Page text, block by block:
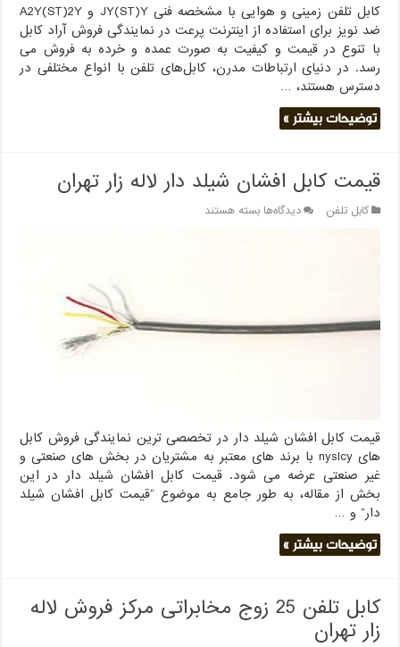
کابل تلفن زمینی و هوایی با مشخصه فنی JY(ST)Y و A2Y(ST)2Y
ضد نویز برای استفاده از اینترنت پرعت در نمایندگی فروش آراد کابل
با تنوع در قیمت و کیفیت به صورت عمده و خرده به فروش می
رسد. در دنیای ارتباطات مدرن، کابل‌های تلفن با انواع مختلفی در
دسترس هستند، …
توضیحات بیشتر »
قیمت کابل افشان شیلد دار لاله زار تهران
کابل تلفن دیدگاه‌هابرای
زار
تهران
بسته هستند
قیمت کابل افشان شیلد دار در تخصصی ترین نمایندگی فروش کابل
های nyslcy با برند های معتبر به مشتریان در بخش های صنعتی و
غیر صنعتی عرضه می شود. قیمت کابل افشان شیلد دار در این
بخش از مقاله، به طور جامع به موضوع “قیمت کابل افشان شیلد
دار” و …
توضیحات بیشتر »
کابل تلفن 25 زوج مخابراتی مرکز فروش لاله
زار تهران